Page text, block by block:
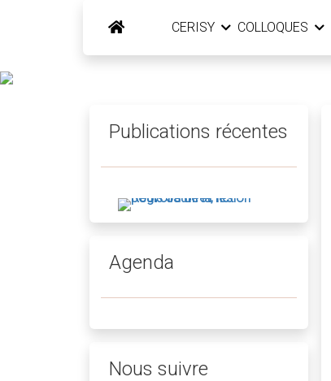
CERISY COLLOQUES
Publications récentes
Agenda
Nous suivre